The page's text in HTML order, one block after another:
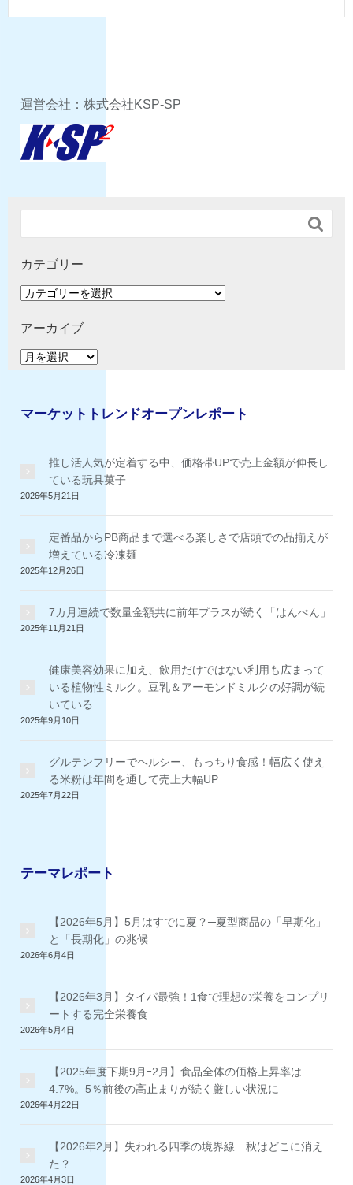
運営会社：株式会社KSP-SP

カテゴリー
カ
ゴ
ー
アーカイブ
ア
イ
マーケットトレンドオープンレポート
推し活人気が定着する中、価格帯UPで売上金額が伸長し
ている玩具菓子
2026年5月21日
定番品からPB商品まで選べる楽しさで店頭での品揃えが
増えている冷凍麺
2025年12月26日
7カ月連続で数量金額共に前年プラスが続く「はんぺん」
2025年11月21日
健康美容効果に加え、飲用だけではない利用も広まって
いる植物性ミルク。豆乳＆アーモンドミルクの好調が続
いている
2025年9月10日
グルテンフリーでヘルシー、もっちり食感！幅広く使え
る米粉は年間を通して売上大幅UP
2025年7月22日
テーマレポート
【2026年5月】5月はすでに夏？─夏型商品の「早期化」
と「長期化」の兆候
2026年6月4日
【2026年3月】タイパ最強！1食で理想の栄養をコンプリ
ートする完全栄養食
2026年5月4日
【2025年度下期9月ｰ2月】食品全体の価格上昇率は
4.7%。5％前後の高止まりが続く厳しい状況に
2026年4月22日
【2026年2月】失われる四季の境界線 秋はどこに消え
た？
2026年4月3日